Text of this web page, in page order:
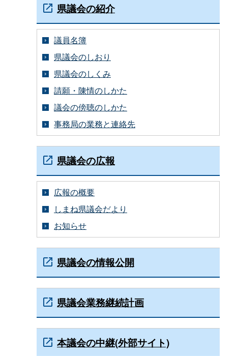
県議会の紹介
議員名簿
県議会のしおり
県議会のしくみ
請願・陳情のしかた
議会の傍聴のしかた
事務局の業務と連絡先
県議会の広報
広報の概要
しまね県議会だより
お知らせ
県議会の情報公開
県議会業務継続計画
本議会の中継(外部サイト)